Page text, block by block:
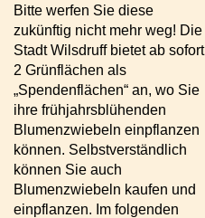
Bitte werfen Sie diese
zukünftig nicht mehr weg! Die
Stadt Wilsdruff bietet ab sofort
2 Grünflächen als
„Spendenflächen“ an, wo Sie
ihre frühjahrsblühenden
Blumenzwiebeln einpflanzen
können. Selbstverständlich
können Sie auch
Blumenzwiebeln kaufen und
einpflanzen. Im folgenden